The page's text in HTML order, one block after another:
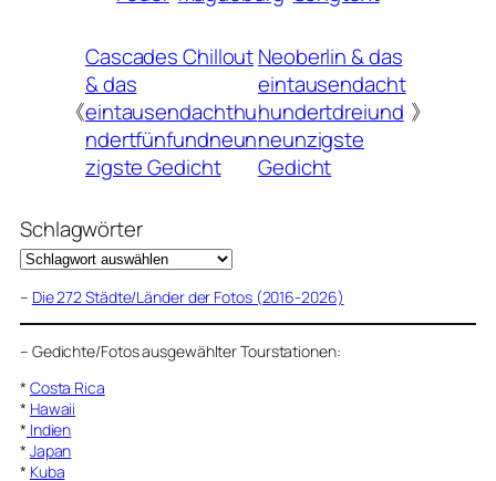
《
Cascades Chillout
& das
eintausendachthu
ndertfünfundneun
zigste Gedicht
Neoberlin & das
eintausendacht
hundertdreiund
neunzigste
Gedicht
》
Schlagwörter
– Die 272 Städte/Länder der Fotos (2016-2026)
– Gedichte/Fotos ausgewählter Tourstationen:
* Costa Rica
* Hawaii
* Indien
* Japan
* Kuba